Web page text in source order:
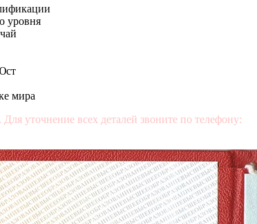
уровня
мира
уточнение всех деталей звоните по телефону: